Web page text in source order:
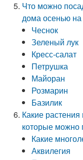
Что можно
дома осенью на
Чеснок
Зеленый лук
Кресс-салат
Петрушка
Майоран
Розмарин
Базилик
Какие
которые можно
Какие
Аквилегия